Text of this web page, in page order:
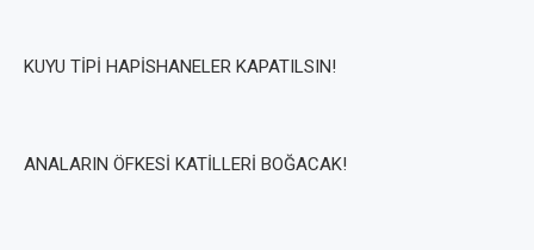
KUYU TİPİ HAPİSHANELER KAPATILSIN!
ANALARIN ÖFKESİ KATİLLERİ BOĞACAK!